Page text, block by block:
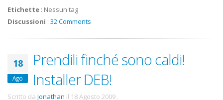
Etichette : Nessun tag
Discussioni : 32 Comments
18
Ago
Prendili finché sono caldi!
Installer DEB!
Scritto da Jonathan il 18 Agosto 2009 .